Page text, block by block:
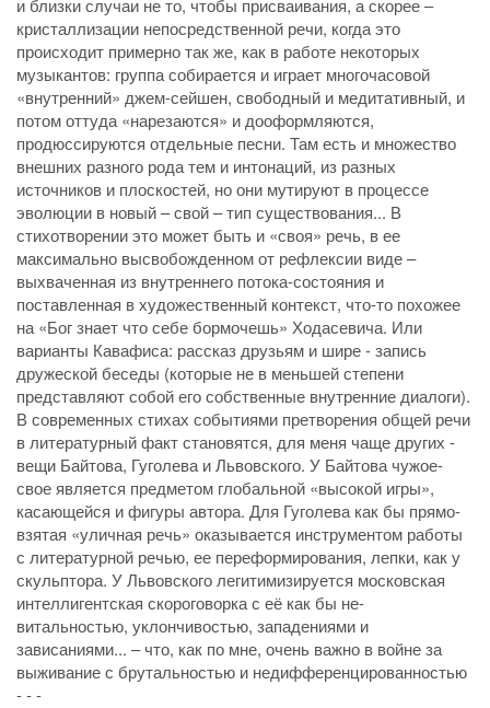
и близки случаи не то, чтобы присваивания, а скорее –
кристаллизации непосредственной речи, когда это
происходит примерно так же, как в работе некоторых
музыкантов: группа собирается и играет многочасовой
«внутренний» джем-сейшен, свободный и медитативный, и
потом оттуда «нарезаются» и дооформляются,
продюссируются отдельные песни. Там есть и множество
внешних разного рода тем и интонаций, из разных
источников и плоскостей, но они мутируют в процессе
эволюции в новый – свой – тип существования... В
стихотворении это может быть и «своя» речь, в ее
максимально высвобожденном от рефлексии виде –
выхваченная из внутреннего потока-состояния и
поставленная в художественный контекст, что-то похожее
на «Бог знает что себе бормочешь» Ходасевича. Или
варианты Кавафиса: рассказ друзьям и шире - запись
дружеской беседы (которые не в меньшей степени
представляют собой его собственные внутренние диалоги).
В современных стихах событиями претворения общей речи
в литературный факт становятся, для меня чаще других -
вещи Байтова, Гуголева и Львовского. У Байтова чужое-
свое является предметом глобальной «высокой игры»,
касающейся и фигуры автора. Для Гуголева как бы прямо-
взятая «уличная речь» оказывается инструментом работы
с литературной речью, ее переформирования, лепки, как у
скульптора. У Львовского легитимизируется московская
интеллигентская скороговорка с её как бы не-
витальностью, уклончивостью, западениями и
зависаниями... – что, как по мне, очень важно в войне за
выживание с брутальностью и недифференцированностью
- - -